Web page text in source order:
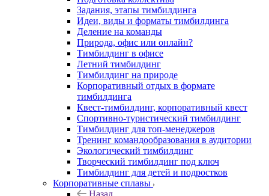
Задания, этапы тимбилдинга
Идеи, виды и форматы тимбилдинга
Деление на команды
Природа, офис или онлайн?
Тимбилдинг в офисе
Летний тимбилдинг
Тимбилдинг на природе
Корпоративный отдых в формате
тимбилдинга
Квест-тимбилдинг, корпоративный квест
Спортивно-туристический тимбилдинг
Тимбилдинг для топ-менеджеров
Тренинг командообразования в аудитории
Экологический тимбилдинг
Творческий тимбилдинг под ключ
Тимбилдинг для детей и подростков
Корпоративные сплавы
Назад